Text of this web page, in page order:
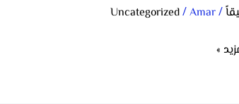
/
Uncategorized/Amar
»